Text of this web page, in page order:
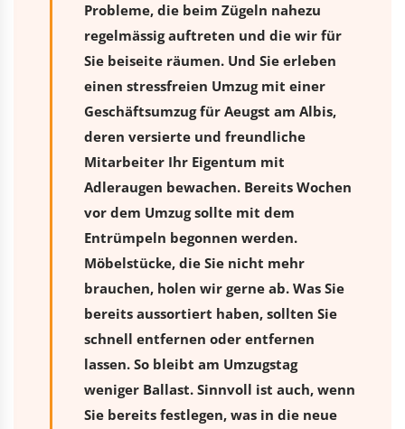
Probleme, die beim Zügeln nahezu
regelmässig auftreten und die wir für
Sie beiseite räumen. Und Sie erleben
einen stressfreien Umzugmit einer
Geschäftsumzug für Aeugst am Albis,
deren versierte und freundliche
Mitarbeiter Ihr Eigentum mit
Adleraugen bewachen. Bereits Wochen
vor dem Umzug sollte mit dem
Entrümpeln begonnen werden.
Möbelstücke, die Sie nicht mehr
brauchen, holen wir gerne ab. Was Sie
bereits aussortiert haben, sollten Sie
schnell entfernen oder entfernen
lassen. So bleibt am Umzugstag
weniger Ballast. Sinnvoll ist auch, wenn
Sie bereits festlegen, was in die neue